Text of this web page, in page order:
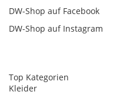
DW-Shop auf Facebook
DW-Shop auf Instagram
Top Kategorien
Kleider